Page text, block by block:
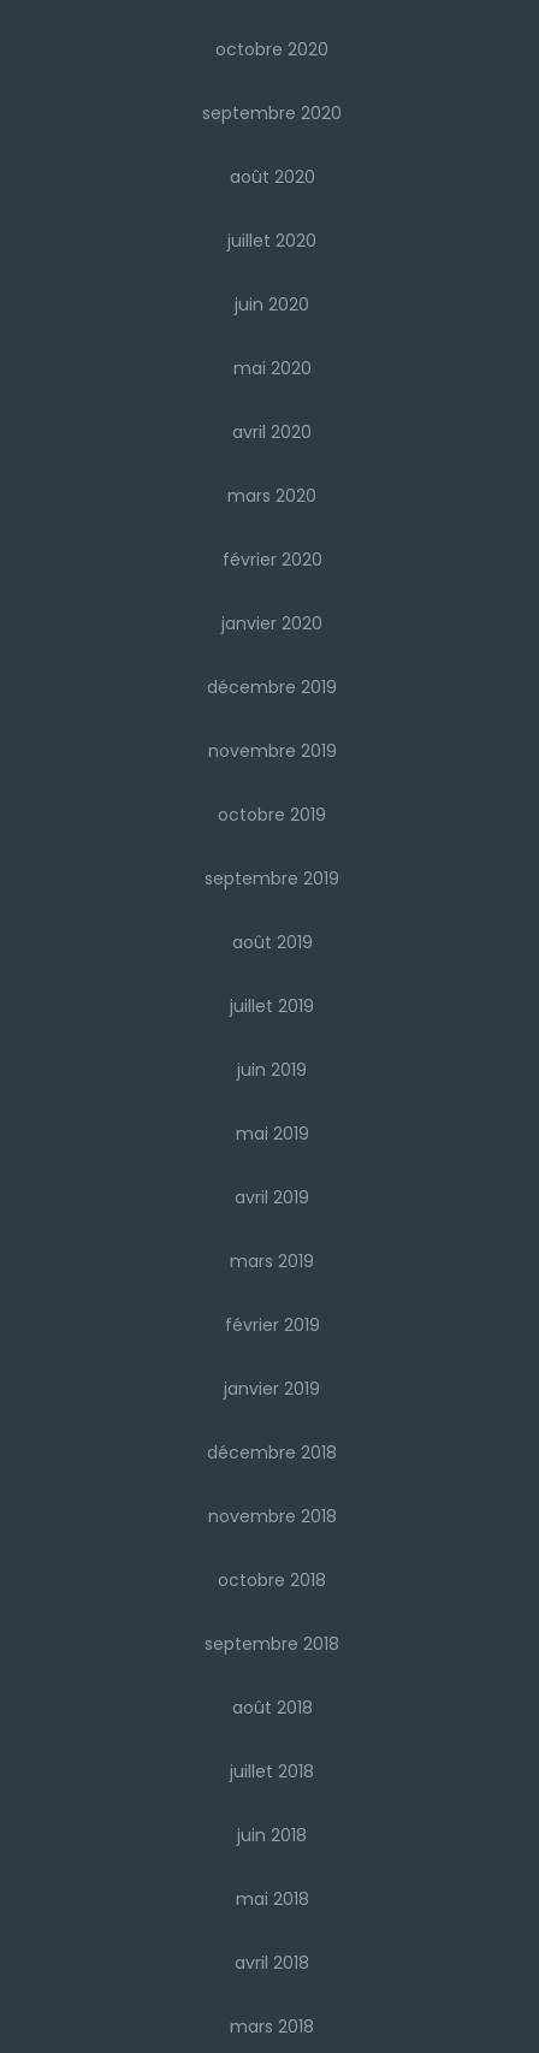
octobre 2020
septembre 2020
août 2020
juillet 2020
juin 2020
mai 2020
avril 2020
mars 2020
février 2020
janvier 2020
décembre 2019
novembre 2019
octobre 2019
septembre 2019
août 2019
juillet 2019
juin 2019
mai 2019
avril 2019
mars 2019
février 2019
janvier 2019
décembre 2018
novembre 2018
octobre 2018
septembre 2018
août 2018
juillet 2018
juin 2018
mai 2018
avril 2018
mars 2018